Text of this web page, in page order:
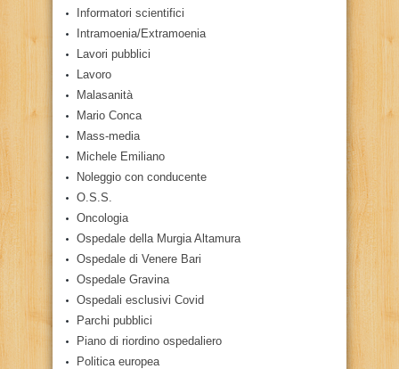
Informatori scientifici
Intramoenia/Extramoenia
Lavori pubblici
Lavoro
Malasanità
Mario Conca
Mass-media
Michele Emiliano
Noleggio con conducente
O.S.S.
Oncologia
Ospedale della Murgia Altamura
Ospedale di Venere Bari
Ospedale Gravina
Ospedali esclusivi Covid
Parchi pubblici
Piano di riordino ospedaliero
Politica europea